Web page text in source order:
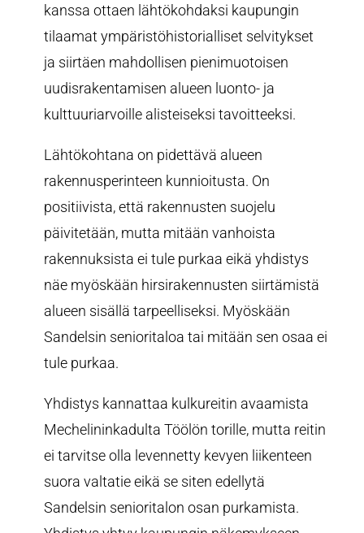
kanssa ottaen lähtökohdaksi kaupungin
tilaamat ympäristöhistorialliset selvitykset
ja siirtäen mahdollisen pienimuotoisen
uudisrakentamisen alueen luonto- ja
kulttuuriarvoille alisteiseksi tavoitteeksi.
Lähtökohtana on pidettävä alueen
rakennusperinteen kunnioitusta. On
positiivista, että rakennusten suojelu
päivitetään, mutta mitään vanhoista
rakennuksista ei tule purkaa eikä yhdistys
näe myöskään hirsirakennusten siirtämistä
alueen sisällä tarpeelliseksi. Myöskään
Sandelsin senioritaloa tai mitään sen osaa ei
tule purkaa.
Yhdistys kannattaa kulkureitin avaamista
Mechelininkadulta Töölön torille, mutta reitin
ei tarvitse olla levennetty kevyen liikenteen
suora valtatie eikä se siten edellytä
Sandelsin senioritalon osan purkamista.